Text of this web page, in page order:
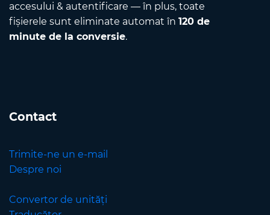
accesului & autentificare — în plus, toate
fișierele sunt eliminate automat în 120 de
minute de la conversie.
Contact
Trimite-ne un e-mail
Despre noi
Convertor de unități